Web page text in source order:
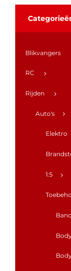
Blikvangers
RC
Rijden
Auto's
Elektro
1:5